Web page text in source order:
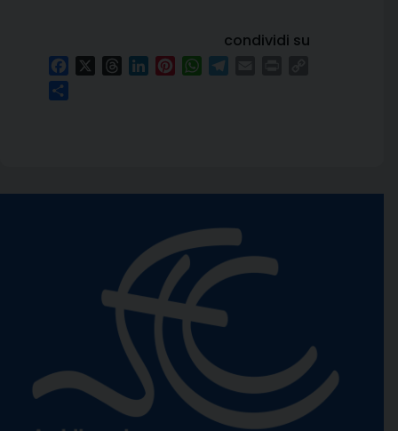
condividi su
FacebookThreadsLinkedInPinterestWhatsApp